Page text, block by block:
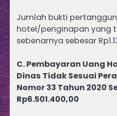
Jumlah bukti
hotel/penginapan yang
sebenarnya sebesar
C. Pembayaran Uang
Dinas Tidak Sesuai
Nomor 33 Tahun 2020
Rp6.501.400,00